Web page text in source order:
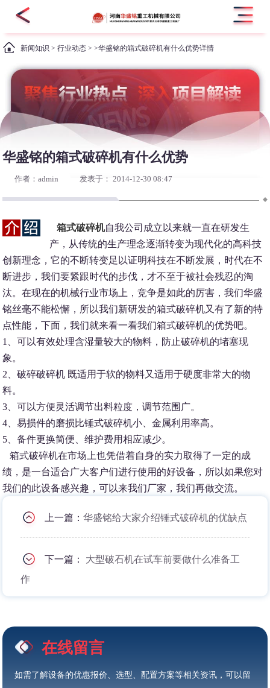
新闻知识 >行业动态 > >华盛铭的箱式破碎机有什么优势详情
华盛铭的箱式破碎机有什么优势
作者：admin 发表于： 2014-12-30 08:47
箱式破碎机自我公司成立以来就一直在研发生
产，从传统的生产理念逐渐转变为现代化的高科技
创新理念，它的不断转变足以证明科技在不断发展，时代在不
断进步，我们要紧跟时代的步伐，才不至于被社会残忍的淘
汰。在现在的机械行业市场上，竞争是如此的厉害，我们华盛
铭丝毫不能松懈，所以我们新研发的箱式破碎机又有了新的特
点性能，下面，我们就来看一看我们箱式破碎机的优势吧。
1、可以有效处理含湿量较大的物料，防止破碎机的堵塞现
象。
2、破碎破碎机 既适用于软的物料又适用于硬度非常大的物
料。
3、可以方便灵活调节出料粒度，调节范围广。
4、易损件的磨损比锤式破碎机小、金属利用率高。
5、备件更换简便、维护费用相应减少。
箱式破碎机在市场上也凭借着自身的实力取得了一定的成
绩，是一台适合广大客户们进行使用的好设备，所以如果您对
我们的此设备感兴趣，可以来我们厂家，我们再做交流。
上一篇：华盛铭给大家介绍锤式破碎机的优缺点
下一篇： 大型破石机在试车前要做什么准备工
作
在线留言
如需了解设备的优惠报价、选型、配置方案等相关资讯，可以留